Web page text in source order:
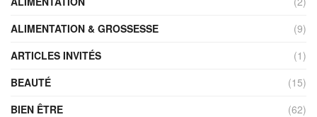
ALIMENTATION & GROSSESSE
(9)
ARTICLES INVITÉS
(1)
BEAUTÉ
(15)
BIEN ÊTRE
(62)